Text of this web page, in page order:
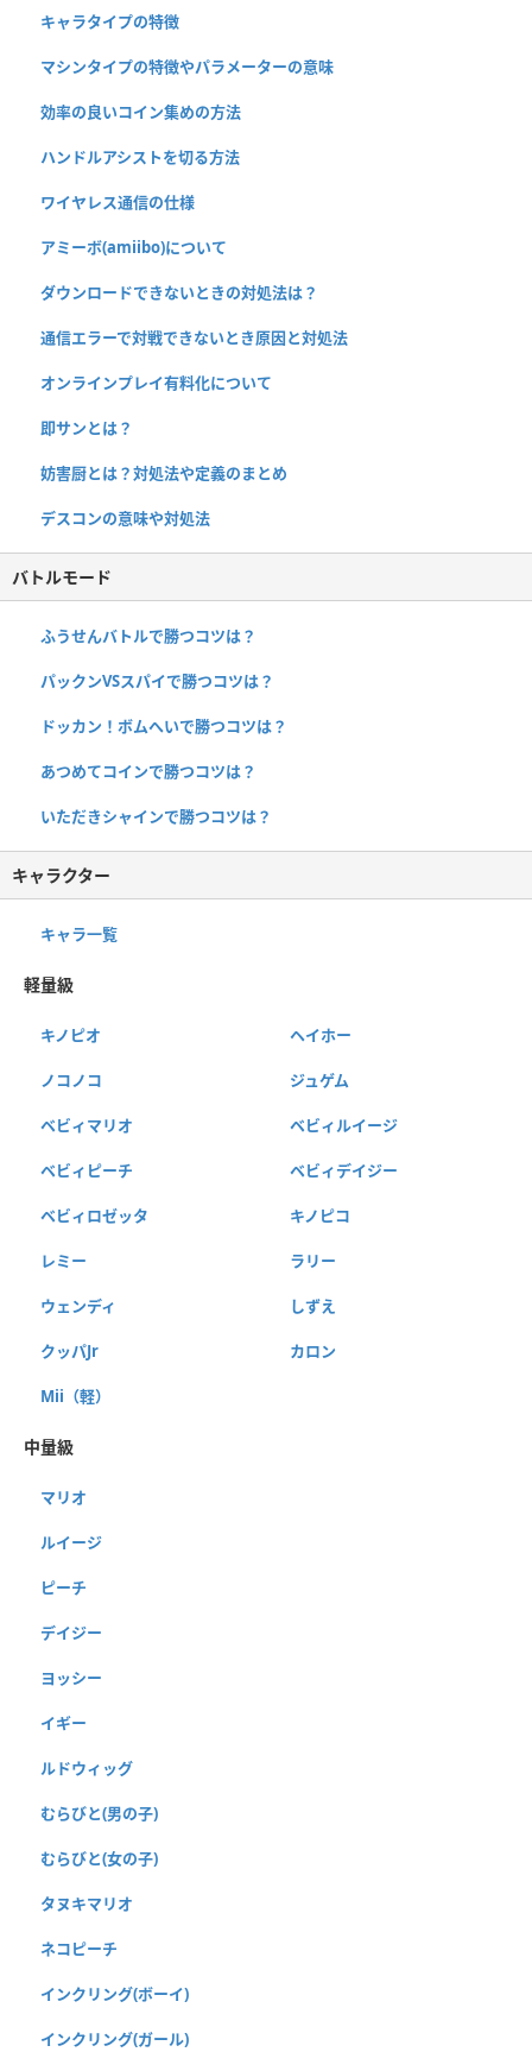
キャラタイプの特徴
マシンタイプの特徴やパラメーターの意味
効率の良いコイン集めの方法
ハンドルアシストを切る方法
ワイヤレス通信の仕様
アミーボ(amiibo)について
ダウンロードできないときの対処法は？
通信エラーで対戦できないとき原因と対処法
オンラインプレイ有料化について
即サンとは？
妨害厨とは？対処法や定義のまとめ
デスコンの意味や対処法
バトルモード
ふうせんバトルで勝つコツは？
パックンVSスパイで勝つコツは？
ドッカン！ボムへいで勝つコツは？
あつめてコインで勝つコツは？
いただきシャインで勝つコツは？
キャラクター
キャラ一覧
軽量級
キノピオ ヘイホー
ノコノコ ジュゲム
ベビィマリオ ベビィルイージ
ベビィピーチ ベビィデイジー
ベビィロゼッタ キノピコ
レミー ラリー
ウェンディ しずえ
クッパJr カロン
Mii（軽）
中量級
マリオ
ルイージ
ピーチ
デイジー
ヨッシー
イギー
ルドウィッグ
むらびと(男の子)
むらびと(女の子)
タヌキマリオ
ネコピーチ
インクリング(ボーイ)
インクリング(ガール)